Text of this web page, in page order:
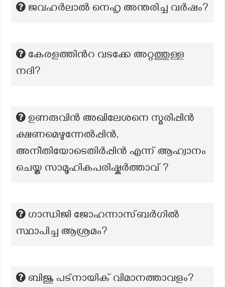
ജവഹർലാൽ നെഹൃ അന്തരിച്ച വർഷം?
കേരളത്തിന്‍റ വടക്കേ അറ്റത്തുള്ള
നദി?
ഉണരുവിൻ അഖിലേശനെ സ്മരിപ്പിൻ
ക്ഷണമെഴുന്നേൽപ്പിൻ,
അനീതിയോടെതിർപ്പിൻ എന്ന് ആഹ്വാനം
ചെയ്ത സാമൂഹികപരിഷ്കർത്താവ് ?
ഗാന്ധിജി ജോഹന്നാസ്ബർഗിൽ
സ്ഥാപിച്ച ആശ്രമം?
ബിജു പട്നായിക് വിമാനത്താവളം?